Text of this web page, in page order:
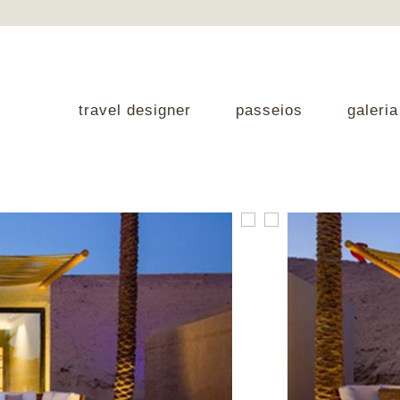
travel designer passeios galeria